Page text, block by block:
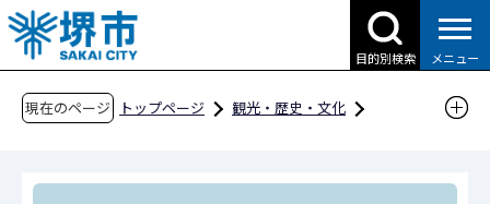
こ
の
ペ
目的別検索 メニュー
現在のページ トップページ
観光・歴史・文化
伝統の継承 歴史・文化 堺